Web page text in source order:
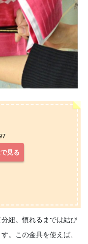
見る
紐。慣れるまでは結び
。この金具を使えば、